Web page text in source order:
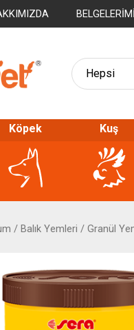
Köpek Kuş
/ Balık Yemleri / Granül